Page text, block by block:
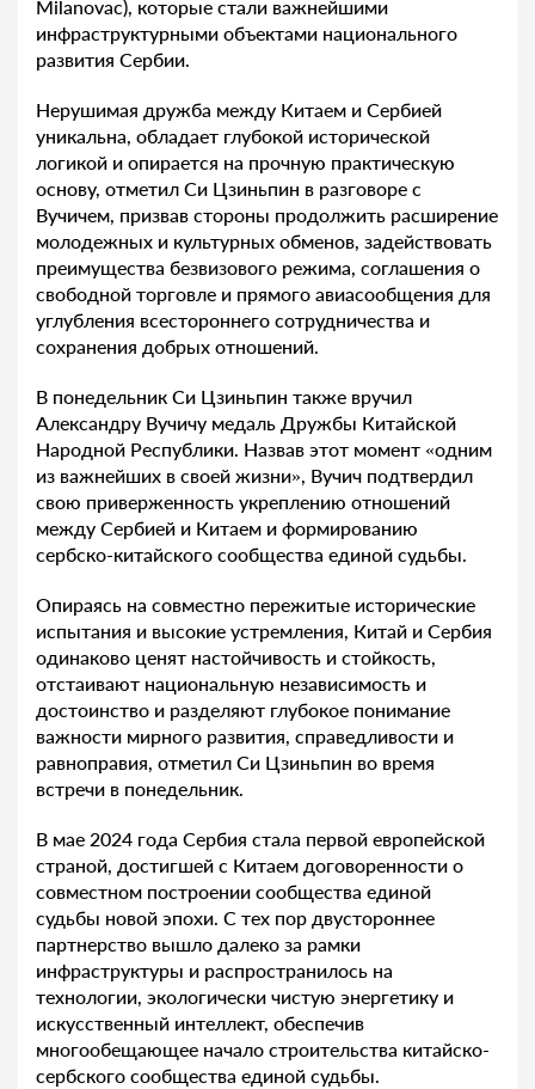
Milanovac), которые стали важнейшими
инфраструктурными объектами национального
развития Сербии.
Нерушимая дружба между Китаем и Сербией
уникальна, обладает глубокой исторической
логикой и опирается на прочную практическую
основу, отметил Си Цзиньпин в разговоре с
Вучичем, призвав стороны продолжить расширение
молодежных и культурных обменов, задействовать
преимущества безвизового режима, соглашения о
свободной торговле и прямого авиасообщения для
углубления всестороннего сотрудничества и
сохранения добрых отношений.
В понедельник Си Цзиньпин также вручил
Александру Вучичу медаль Дружбы Китайской
Народной Республики. Назвав этот момент «одним
из важнейших в своей жизни», Вучич подтвердил
свою приверженность укреплению отношений
между Сербией и Китаем и формированию
сербско-китайского сообщества единой судьбы.
Опираясь на совместно пережитые исторические
испытания и высокие устремления, Китай и Сербия
одинаково ценят настойчивость и стойкость,
отстаивают национальную независимость и
достоинство и разделяют глубокое понимание
важности мирного развития, справедливости и
равноправия, отметил Си Цзиньпин во время
встречи в понедельник.
В мае 2024 года Сербия стала первой европейской
страной, достигшей с Китаем договоренности о
совместном построении сообщества единой
судьбы новой эпохи. С тех пор двустороннее
партнерство вышло далеко за рамки
инфраструктуры и распространилось на
технологии, экологически чистую энергетику и
искусственный интеллект, обеспечив
многообещающее начало строительства китайско-
сербского сообщества единой судьбы.